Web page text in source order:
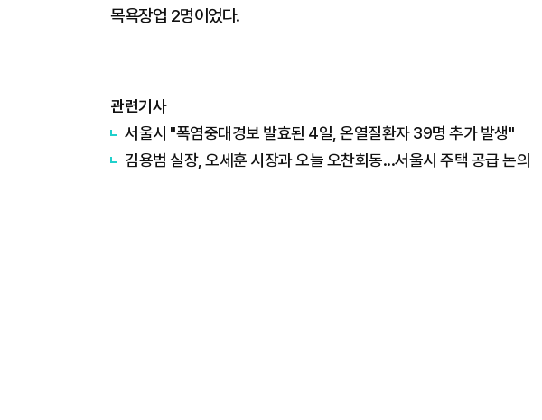
목욕장업 2명이었다.
관련기사
서울시 "폭염중대경보 발효된 4일, 온열질환자 39명 추가 발생"
김용범 실장, 오세훈 시장과 오늘 오찬회동...서울시 주택 공급 논의